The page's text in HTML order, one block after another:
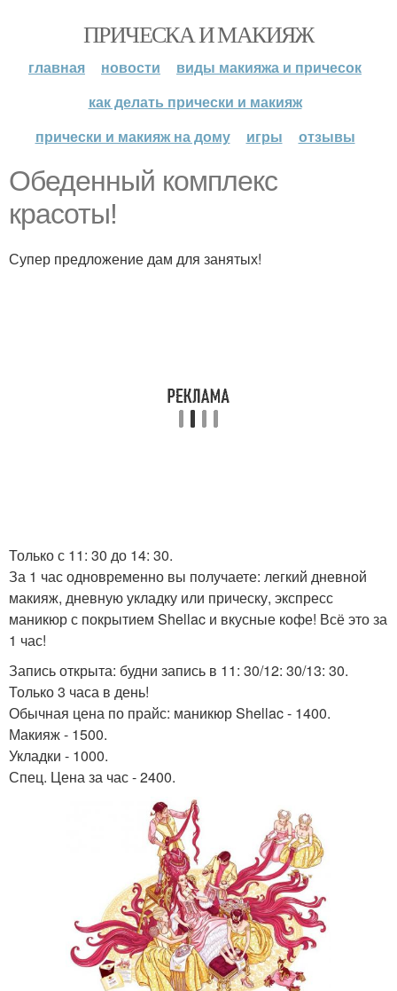
ПРИЧЕСКА И МАКИЯЖ
главная новости
виды макияжа и причесок
как делать прически и макияж
прически и макияж на дому
игры отзывы
Обеденный комплекс
красоты!
Супер предложение дам для занятых!
Только с 11: 30 до 14: 30.
За 1 час одновременно вы получаете: легкий дневной
макияж, дневную укладку или прическу, экспресс
маникюр с покрытием Shellac и вкусные кофе! Всё это за
1 час!
Запись открыта: будни запись в 11: 30/12: 30/13: 30.
Только 3 часа в день!
Обычная цена по прайс: маникюр Shellac - 1400.
Макияж - 1500.
Укладки - 1000.
Спец. Цена за час - 2400.